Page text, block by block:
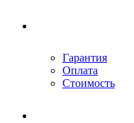
Гарантия
Оплата
Стоимость